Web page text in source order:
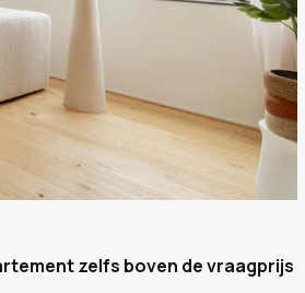
zelfs boven de vraagprijs